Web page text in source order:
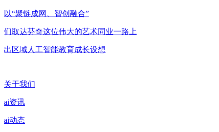
以“聚链成网、智创融合”
们取达芬奇这位伟大的艺术同业一路上
出区域人工智能教育成长设想
关于我们
ai资讯
ai动态